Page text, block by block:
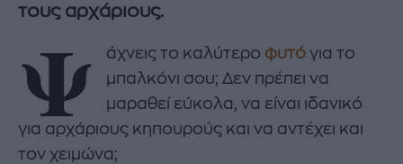
τους αρχάριους.
Ψ άχνεις το καλύτερο φυτό για το
μπαλκόνι σου; Δεν πρέπει να
μαραθεί εύκολα, να είναι ιδανικό
για αρχάριους κηπουρούς και να αντέχει και
τον χειμώνα;